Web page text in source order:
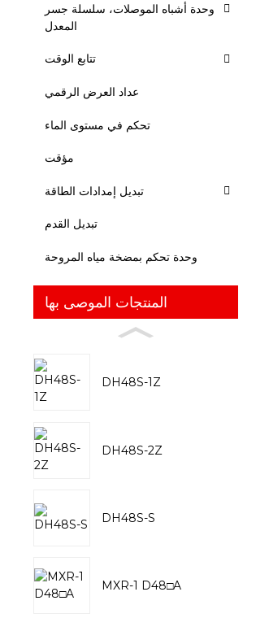
وحدة أشباه الموصلات، سلسلة جسر
المعدل
تتابع الوقت
عداد العرض الرقمي
تحكم في مستوى الماء
مؤقت
تبديل إمدادات الطاقة
تبديل القدم
وحدة تحكم بمضخة مياه المروحة
المنتجات الموصى بها
DH48S-1Z
DH48S-2Z
DH48S-S
MXR-1 D48□A